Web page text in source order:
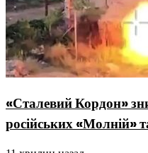
«Сталевий Кордон»
російських «Молній»